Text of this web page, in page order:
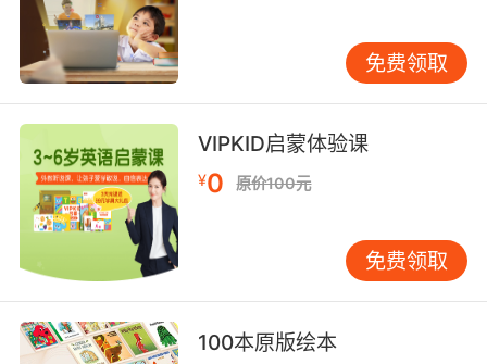
发，也可以针对孩子学习英语的过程中遇到的问
题进行教材选择。因为只有明白孩子需要的是什
么，再去选择需要的教材，才能更有针对性进行
学习，从而促进英语学习成绩，提高英语能力。
免费领取
VIPKID启蒙体验课
¥0 原价100元
免费领取
100本原版绘本